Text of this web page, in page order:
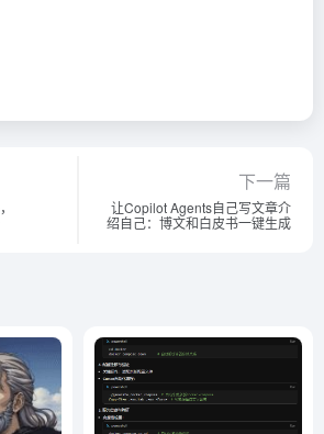
下一篇
让Copilot Agents自己写文章介
绍自己：博文和白皮书一键生成